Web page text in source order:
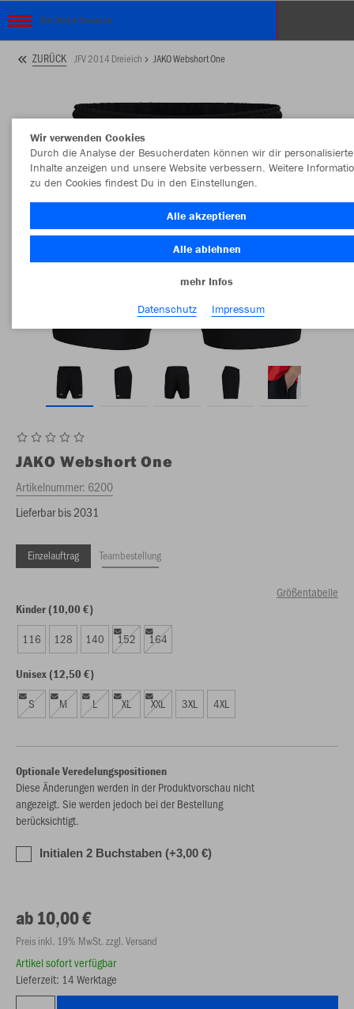
JFV 2014 Dreieich
ZURÜCK JFV 2014 Dreieich JAKO Webshort One
JAKO Webshort One
Artikelnummer: 6200
Lieferbar bis 2031
Einzelauftrag Teambestellung
Größentabelle
Kinder (10,00 €)
116 128 140 152 164
Unisex (12,50 €)
S M L XL XXL 3XL 4XL
Optionale Veredelungspositionen
Diese Änderungen werden in der Produktvorschau nicht
angezeigt. Sie werden jedoch bei der Bestellung
berücksichtigt.
Initialen 2 Buchstaben (+3,00 €)
ab 10,00 €
Preis inkl. 19% MwSt. zzgl. Versand
Artikel sofort verfügbar
Lieferzeit: 14 Werktage
Wir verwenden Cookies
Durch die Analyse der Besucherdaten können wir dir personalisierte
Inhalte anzeigen und unsere Website verbessern. Weitere
zu den Cookies findest Du in den Einstellungen.
Alle akzeptieren
Alle ablehnen
mehr Infos
Datenschutz
Impressum